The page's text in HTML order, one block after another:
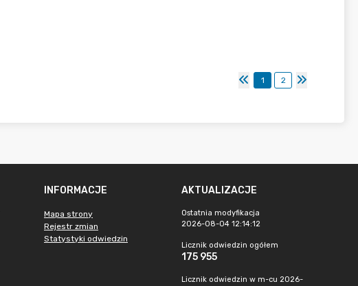
1 2
INFORMACJE
Mapa strony
Rejestr zmian
Statystyki odwiedzin
AKTUALIZACJE
Ostatnia modyfikacja
2026-08-04 12:14:12
Licznik odwiedzin ogółem
175 955
Licznik odwiedzin w m-cu 2026-